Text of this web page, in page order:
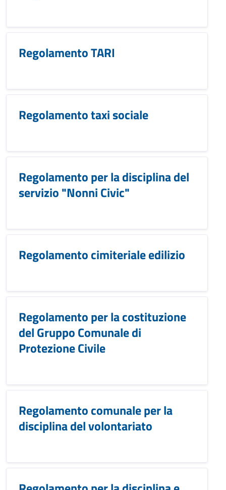
Regolamento TARI
Regolamento taxi sociale
Regolamento per la disciplina del
servizio "Nonni Civic"
Regolamento cimiteriale edilizio
Regolamento per la costituzione
del Gruppo Comunale di
Protezione Civile
Regolamento comunale per la
disciplina del volontariato